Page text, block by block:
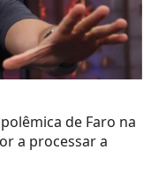
de Faro na
a processar a